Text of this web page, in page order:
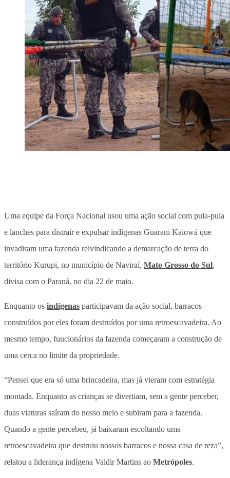
Uma equipe da Força Nacional usou uma ação social com pula-pula
e lanches para distrair e expulsar indígenas Guarani Kaiowá que
invadiram uma fazenda reivindicando a demarcação de terra do
território Kurupi, no município de Naviraí, Mato Grosso do Sul,
divisa com o Paraná, no dia 22 de maio.
Enquanto os indígenas participavam da ação social, barracos
construídos por eles foram destruídos por uma retroescavadeira. Ao
mesmo tempo, funcionários da fazenda começaram a construção de
uma cerca no limite da propriedade.
“Pensei que era só uma brincadeira, mas já vieram com estratégia
montada. Enquanto as crianças se divertiam, sem a gente perceber,
duas viaturas saíram do nosso meio e subiram para a fazenda.
Quando a gente percebeu, já baixaram escoltando uma
retroescavadeira que destruiu nossos barracos e nossa casa de reza”,
relatou a liderança indígena Valdir Martins ao Metrópoles.